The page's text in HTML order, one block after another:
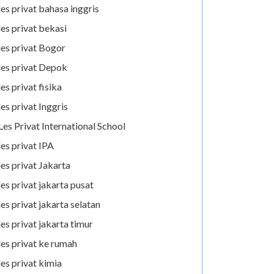
privat bahasa inggris
privat bekasi
privat Bogor
privat Depok
privat fisika
privat Inggris
Privat International School
privat IPA
privat Jakarta
privat jakarta pusat
privat jakarta selatan
privat jakarta timur
privat ke rumah
privat kimia